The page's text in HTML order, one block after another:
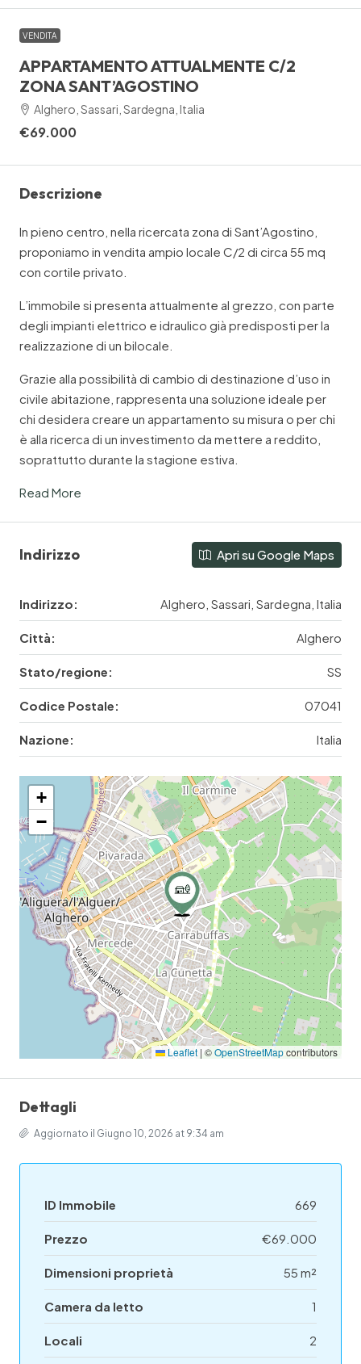
VENDITA
APPARTAMENTO ATTUALMENTE C/2
ZONA SANT’AGOSTINO
Alghero, Sassari, Sardegna, Italia
€69.000
Descrizione
In pieno centro, nella ricercata zona di Sant’Agostino,
proponiamo in vendita ampio locale C/2 di circa 55 mq
con cortile privato.
L’immobile si presenta attualmente al grezzo, con parte
degli impianti elettrico e idraulico già predisposti per la
realizzazione di un bilocale.
Grazie alla possibilità di cambio di destinazione d’uso in
civile abitazione, rappresenta una soluzione ideale per
chi desidera creare un appartamento su misura o per chi
è alla ricerca di un investimento da mettere a reddito,
soprattutto durante la stagione estiva.
Read More
Indirizzo Apri su Google Maps
Indirizzo: Alghero, Sassari, Sardegna, Italia
Città: Alghero
Stato/regione: SS
Codice Postale: 07041
Nazione: Italia
+
−
Leaflet |©OpenStreetMapcontributors
Dettagli
Aggiornato il Giugno 10, 2026 at 9:34 am
ID Immobile 669
Prezzo €69.000
Dimensioni proprietà 55 m²
Camera da letto 1
Locali 2